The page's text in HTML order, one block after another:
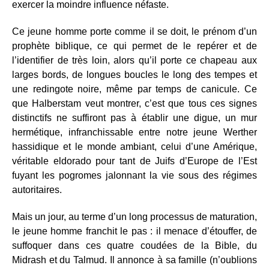
exercer la moindre influence néfaste.
Ce jeune homme porte comme il se doit, le prénom d’un
prophète biblique, ce qui permet de le repérer et de
l’identifier de très loin, alors qu’il porte ce chapeau aux
larges bords, de longues boucles le long des tempes et
une redingote noire, même par temps de canicule. Ce
que Halberstam veut montrer, c’est que tous ces signes
distinctifs ne suffiront pas à établir une digue, un mur
hermétique, infranchissable entre notre jeune Werther
hassidique et le monde ambiant, celui d’une Amérique,
véritable eldorado pour tant de Juifs d’Europe de l’Est
fuyant les pogromes jalonnant la vie sous des régimes
autoritaires.
Mais un jour, au terme d’un long processus de maturation,
le jeune homme franchit le pas : il menace d’étouffer, de
suffoquer dans ces quatre coudées de la Bible, du
Midrash et du Talmud. Il annonce à sa famille (n’oublions